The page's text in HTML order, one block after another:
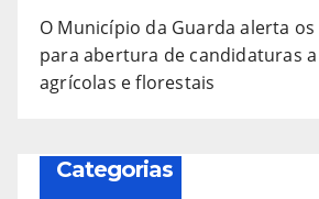
O Município da Guarda alerta
para abertura de candidaturas
agrícolas e florestais
Categorias